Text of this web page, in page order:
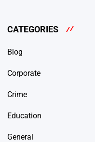
CATEGORIES
Blog
Corporate
Crime
Education
General